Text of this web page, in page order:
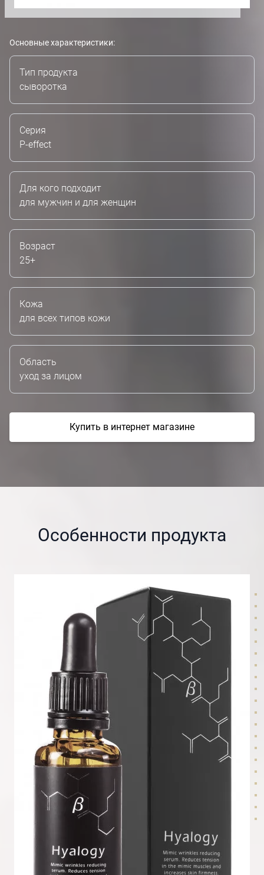
Основные характеристики:
Тип продукта
сыворотка
Серия
P-effect
Для кого подходит
для мужчин и для женщин
Возраст
25+
Кожа
для всех типов кожи
Область
уход за лицом
Купить в интернет магазине
Особенности продукта